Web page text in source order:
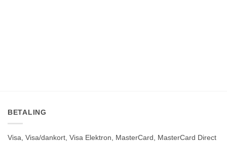
BETALING
Visa, Visa/dankort, Visa Elektron, MasterCard, MasterCard Direct